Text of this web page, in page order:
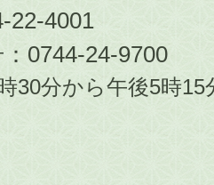
22-4001
0744-24-9700
30分から午後5時